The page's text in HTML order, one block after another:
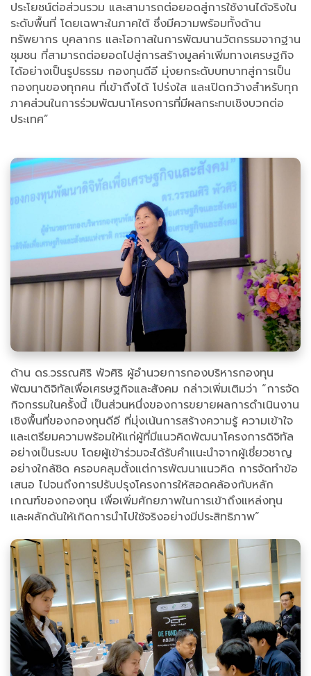
ประโยชน์ต่อส่วนรวม และสามารถต่อยอดสู่การใช้งานได้จริงใน
ระดับพื้นที่ โดยเฉพาะในภาคใต้ ซึ่งมีความพร้อมทั้งด้าน
ทรัพยากร บุคลากร และโอกาสในการพัฒนานวัตกรรมจากฐาน
ชุมชน ที่สามารถต่อยอดไปสู่การสร้างมูลค่าเพิ่มทางเศรษฐกิจ
ได้อย่างเป็นรูปธรรม กองทุนดีอี มุ่งยกระดับบทบาทสู่การเป็น
กองทุนของทุกคน ที่เข้าถึงได้ โปร่งใส และเปิดกว้างสำหรับทุก
ภาคส่วนในการร่วมพัฒนาโครงการที่มีผลกระทบเชิงบวกต่อ
ประเทศ”
ด้าน ดร.วรรณศิริ พัวศิริ ผู้อำนวยการกองบริหารกองทุน
พัฒนาดิจิทัลเพื่อเศรษฐกิจและสังคม กล่าวเพิ่มเติมว่า “การจัด
กิจกรรมในครั้งนี้ เป็นส่วนหนึ่งของการขยายผลการดำเนินงาน
เชิงพื้นที่ของกองทุนดีอี ที่มุ่งเน้นการสร้างความรู้ ความเข้าใจ
และเตรียมความพร้อมให้แก่ผู้ที่มีแนวคิดพัฒนาโครงการดิจิทัล
อย่างเป็นระบบ โดยผู้เข้าร่วมจะได้รับคำแนะนำจากผู้เชี่ยวชาญ
อย่างใกล้ชิด ครอบคลุมตั้งแต่การพัฒนาแนวคิด การจัดทำข้อ
เสนอ ไปจนถึงการปรับปรุงโครงการให้สอดคล้องกับหลัก
เกณฑ์ของกองทุน เพื่อเพิ่มศักยภาพในการเข้าถึงแหล่งทุน
และผลักดันให้เกิดการนำไปใช้จริงอย่างมีประสิทธิภาพ”